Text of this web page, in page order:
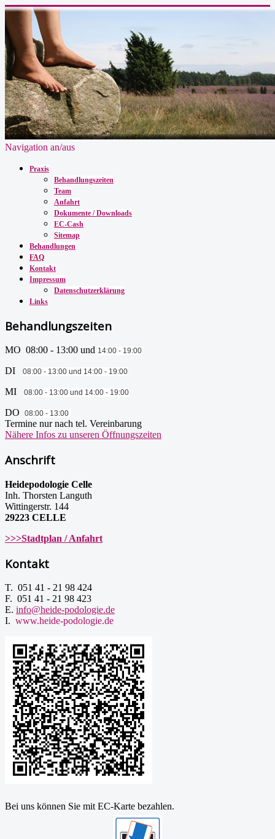
Navigation an/aus
Praxis
Behandlungszeiten
Team
Anfahrt
Dokumente / Downloads
EC-Cash
Sitemap
Behandlungen
FAQ
Kontakt
Impressum
Datenschutzerklärung
Links
Behandlungszeiten
MO 08:00 - 13:00 und 14:00 - 19:00
DI 08:00 - 13:00 und 14:00 - 19:00
MI 08:00 - 13:00 und 14:00 - 19:00
DO 08:00 - 13:00
Termine nur nach tel. Vereinbarung
Nähere Infos zu unseren Öffnungszeiten
Anschrift
Heidepodologie Celle
Inh. Thorsten Languth
Wittingerstr. 144
29223 CELLE
>>>Stadtplan / Anfahrt
Kontakt
T. 051 41 - 21 98 424
F. 051 41 - 21 98 423
E. info@heide-podologie.de
I. www.heide-podologie.de
Bei uns können Sie mit EC-Karte bezahlen.